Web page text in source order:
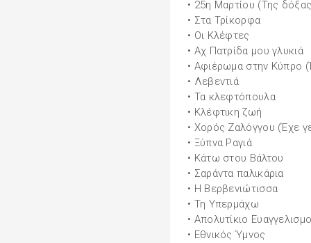
• 25η Μαρτίου (Της
• Στα Τρίκορφα
• Οι Κλέφτες
• Αχ Πατρίδα μου γλυκιά
• Αφιέρωμα στην Κύπρο
• Λεβεντιά
• Τα κλεφτόπουλα
• Κλέφτικη ζωή
• Χορός Ζαλόγγου (Έχε
• Ξύπνα Ραγιά
• Κάτω στου Βάλτου
• Σαράντα παλικάρια
• Η Βερβενιώτισσα
• Τη Υπερμάχω
• Απολυτίκιο
• Εθνικός Ύμνος